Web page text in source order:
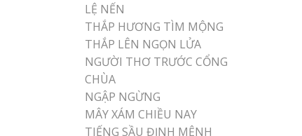
LỆ NẾN
THẮP HƯƠNG TÌM MỘNG
THẮP LÊN NGỌN LỬA
NGƯỜI THƠ TRƯỚC CỔNG
CHÙA
NGẬP NGỪNG
MÂY XÁM CHIỀU NAY
TIẾNG SẦU ĐỊNH MỆNH